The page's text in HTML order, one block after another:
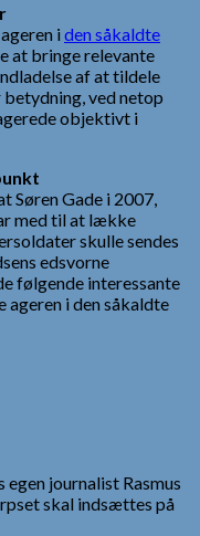
iden såkaldte
at bringe relevante
af at tildele
ved netop
objektivt i
Søren Gade i 2007,
med til at lække
skulle sendes
edsvorne
følgende interessante
i den såkaldte
journalist Rasmus
skal indsættes på